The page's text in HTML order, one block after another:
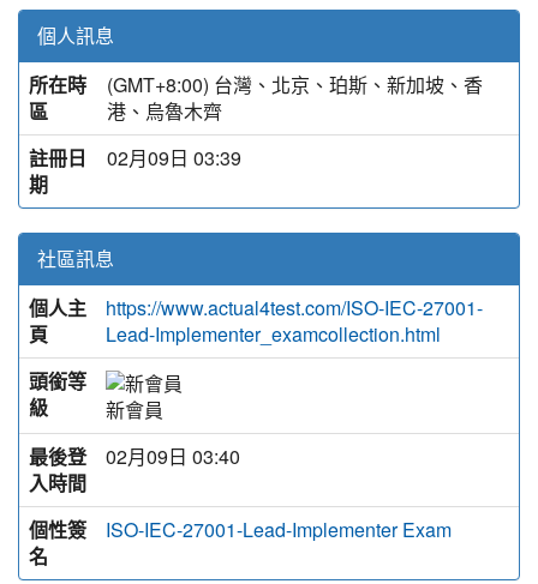
個人訊息
所在時
區
(GMT+8:00) 台灣、北京、珀斯、新加坡、香
港、烏魯木齊
註冊日
期
02月09日 03:39
社區訊息
個人主
頁
https://www.actual4test.com/ISO-IEC-27001-
Lead-Implementer_examcollection.html
頭銜等
級
新會員
最後登
入時間
02月09日 03:40
個性簽
名
ISO-IEC-27001-Lead-Implementer Exam